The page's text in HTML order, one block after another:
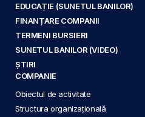
EDUCAȚIE (SUNETUL BANILOR)
FINANȚARE COMPANII
TERMENI BURSIERI
SUNETUL BANILOR (VIDEO)
ȘTIRI
COMPANIE
Obiectul de activitate
Structura organizațională